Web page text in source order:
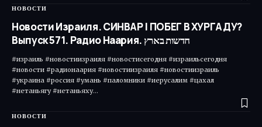
НОВОСТИ
Новости Израиля. СИНВАР | ПОБЕГ В ХУРГАДУ?
Выпуск 571. Радио Наария. חדשות בארץ
#израиль #новостиизраиля #новостисегодня #израильсегодня
#новости #радионаария #новостиизраиля #новостиизраиль
#украина #россия #умань #паломники #иерусалим #цахал
#нетаньягу #нетаньяху…
НОВОСТИ